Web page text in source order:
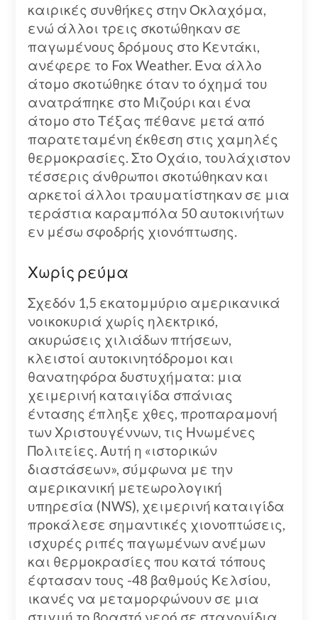
καιρικές συνθήκες στην Οκλαχόμα,
ενώ άλλοι τρεις σκοτώθηκαν σε
παγωμένους δρόμους στο Κεντάκι,
ανέφερε το Fox Weather. Ένα άλλο
άτομο σκοτώθηκε όταν το όχημά του
ανατράπηκε στο Μιζούρι και ένα
άτομο στο Τέξας πέθανε μετά από
παρατεταμένη έκθεση στις χαμηλές
θερμοκρασίες. Στο Οχάιο, τουλάχιστον
τέσσερις άνθρωποι σκοτώθηκαν και
αρκετοί άλλοι τραυματίστηκαν σε μια
τεράστια καραμπόλα 50 αυτοκινήτων
εν μέσω σφοδρής χιονόπτωσης.
Χωρίς ρεύμα
Σχεδόν 1,5 εκατομμύριο αμερικανικά
νοικοκυριά χωρίς ηλεκτρικό,
ακυρώσεις χιλιάδων πτήσεων,
κλειστοί αυτοκινητόδρομοι και
θανατηφόρα δυστυχήματα: μια
χειμερινή καταιγίδα σπάνιας
έντασης έπληξε χθες, προπαραμονή
των Χριστουγέννων, τις Ηνωμένες
Πολιτείες. Αυτή η «ιστορικών
διαστάσεων», σύμφωνα με την
αμερικανική μετεωρολογική
υπηρεσία (NWS), χειμερινή καταιγίδα
προκάλεσε σημαντικές χιονοπτώσεις,
ισχυρές ριπές παγωμένων ανέμων
και θερμοκρασίες που κατά τόπους
έφτασαν τους -48 βαθμούς Κελσίου,
ικανές να μεταμορφώνουν σε μια